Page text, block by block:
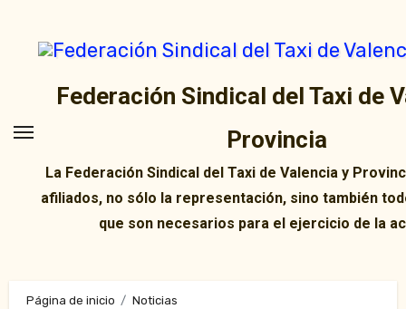
contenido
Federación Sindical del Taxi de
Provincia
La Federación Sindical del Taxi de Valencia y
afiliados, no sólo la representación, sino también
que son necesarios para el ejercicio de la
Página de inicio
Noticias